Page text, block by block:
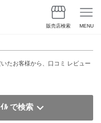
販売店検索 MENU
たお客様から、口コミ レビュー
ﾙ で検索